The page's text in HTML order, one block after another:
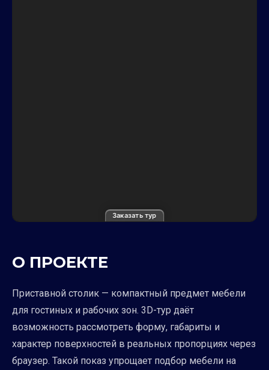
Заказать тур
О ПРОЕКТЕ
Приставной столик — компактный предмет мебели
для гостиных и рабочих зон. 3D-тур даёт
возможность рассмотреть форму, габариты и
характер поверхностей в реальных пропорциях через
браузер. Такой показ упрощает подбор мебели на